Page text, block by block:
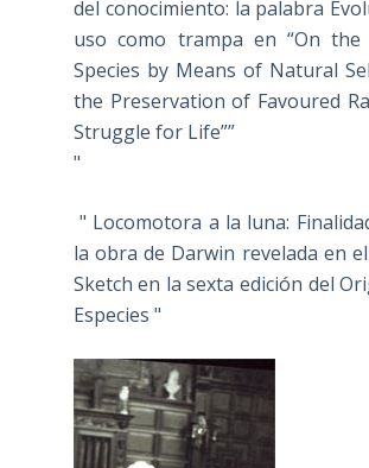
del conocimiento: la palabra
uso como trampa en “On
Species by Means of Natural
the Preservation of Favoured
Struggle for Life””
"
" Locomotora a la luna:
la obra de Darwin revelada en
Sketch en la sexta edición del
Especies "